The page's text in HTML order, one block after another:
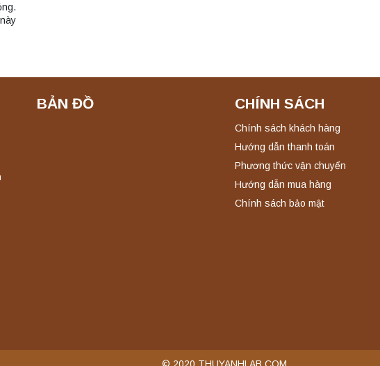
BẢN ĐỒ CHÍNH SÁCH
Chính sách khách hàng
Hướng dẫn thanh toán
Phương thức vận chuyển
Hướng dẫn mua hàng
Chính sách bảo mật